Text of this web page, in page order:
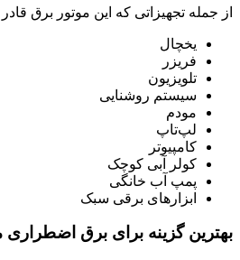
از جمله تجهیزاتی که این موتور برق
یخچال
فریزر
تلویزیون
سیستم روشنایی
مودم
لپ‌تاپ
کامپیوتر
کولر آبی کوچک
پمپ آب خانگی
ابزارهای برقی سبک
بهترین گزینه برای برق اضطراری